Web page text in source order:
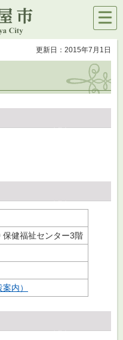
メニ
ュー
更新日：2015年7月1日
健福祉センター3階
内）